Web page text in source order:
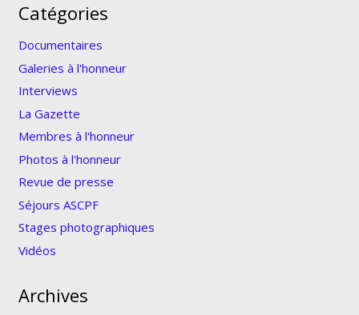
Catégories
Documentaires
Galeries à l'honneur
Interviews
La Gazette
Membres à l'honneur
Photos à l'honneur
Revue de presse
Séjours ASCPF
Stages photographiques
Vidéos
Archives